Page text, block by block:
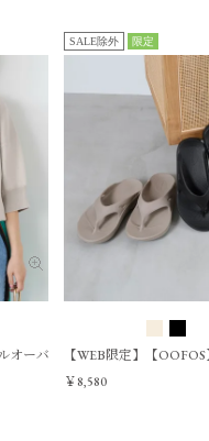
オーバー
SALE除外 限定
【WEB限定】【
￥8,580